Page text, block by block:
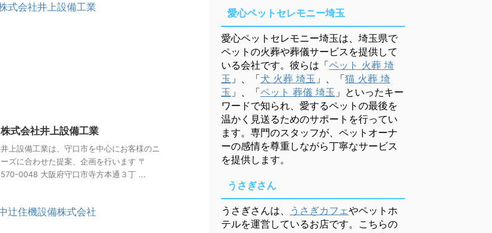
株式会社井上設備工業
井上設備工業は、守口市を中心にお客様のニ
ーズに合わせた提案、企画を行います 〒
570-0048 大阪府守口市寺方本通３丁 ...
愛心ペットセレモニー埼玉
愛心ペットセレモニー埼玉は、埼玉県で
ペットの火葬や葬儀サービスを提供して
いる会社です。彼らは「ペット 火葬 埼
玉 」、「犬 火葬 埼玉 」、「猫 火葬 埼
玉 」、「ペット 葬儀 埼玉 」といったキー
ワードで知られ、愛するペットの最後を
温かく見送るためのサポートを行ってい
ます。専門のスタッフが、ペットオーナ
ーの感情を尊重しながら丁寧なサービス
を提供します。
うさぎさん
うさぎさんは、 うさぎカフェやペットホ
テルを運営しているお店です。こちらの